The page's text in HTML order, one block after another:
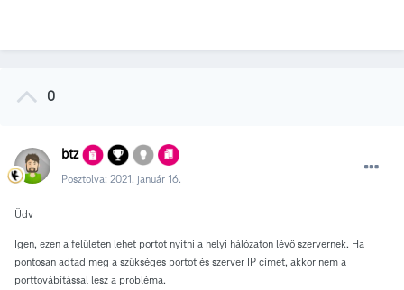
0
btz
Posztolva: 2021. január 16.
Üdv
Igen, ezen a felületen lehet portot nyitni a helyi hálózaton lévő szervernek. Ha
pontosan adtad meg a szükséges portot és szerver IP címet, akkor nem a
porttovábítással lesz a probléma.